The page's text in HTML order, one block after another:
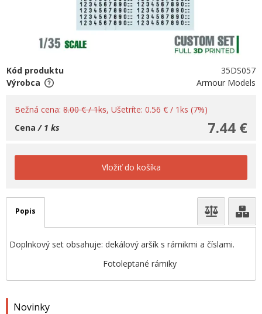
Novinky
Kód produktu
35DS057
Výrobca
Armour Models
Bežná cena: 8.00 € / 1ks, Ušetríte: 0.56 € / 1ks (7%)
7.44 €
Cena / 1 ks
Vložiť do košíka
Popis
Doplnkový set obsahuje: dekálový aršík s rámikmi a číslami.
Fotoleptané rámiky